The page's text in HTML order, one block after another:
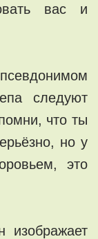
вас и
следуют
что ты
но у
это
изображает